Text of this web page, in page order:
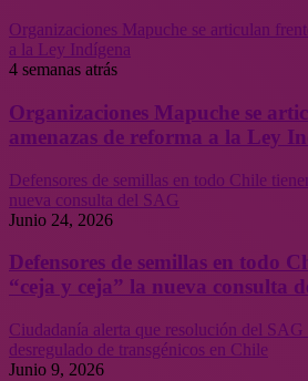
Organizaciones Mapuche se articulan
a la Ley Indígena
4 semanas atrás
Organizaciones Mapuche se
amenazas de reforma a la Ley
Defensores de semillas en todo Chile
nueva consulta del SAG
Junio 24, 2026
Defensores de semillas en todo
“ceja y ceja” la nueva consulta
Ciudadanía alerta que resolución del
desregulado de transgénicos en Chile
Junio 9, 2026